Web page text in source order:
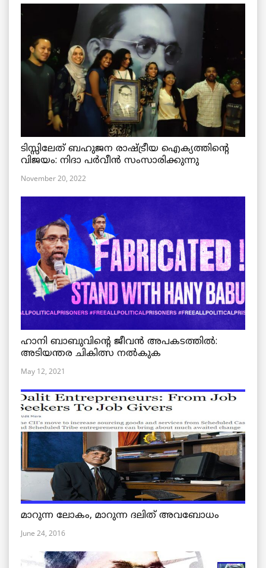
ടിസ്സിലേത് ബഹുജന രാഷ്ട്രീയ ഐക്യത്തിന്റെ
വിജയം: നിദാ പർവീൻ സംസാരിക്കുന്നു
November 20, 2022
ഹാനി ബാബുവിന്റെ ജീവൻ അപകടത്തിൽ:
അടിയന്തര ചികിത്സ നൽകുക
May 12, 2021
മാറുന്ന ലോകം, മാറുന്ന ദലിത് അവബോധം
June 24, 2016